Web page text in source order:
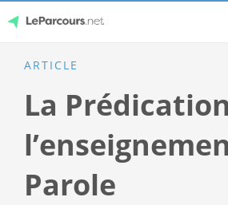
content
LeParcours.net
ARTICLE
La
Parole